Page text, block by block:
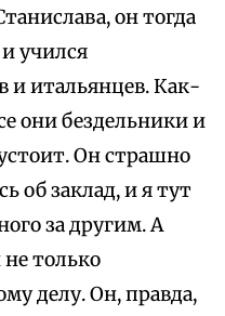
он тогда
учился
и итальянцев. Как-
они бездельники и
Он страшно
об заклад, и я тут
за другим. А
не только
делу. Он, правда,